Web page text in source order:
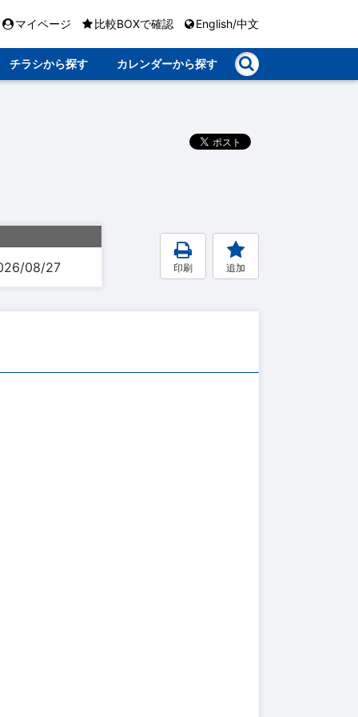
マイページ 比較BOXで確認 English/中文
チラシから探す カレンダーから探す
08/27 印刷 追加